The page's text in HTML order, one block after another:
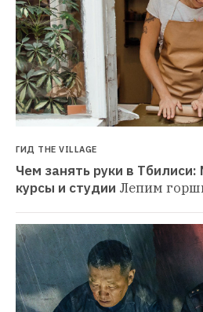
ГИД THE VILLAGE
Чем занять руки в
курсы и студии Лепим